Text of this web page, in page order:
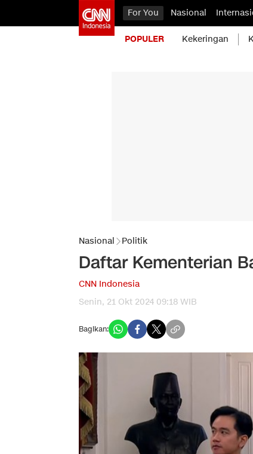
For You Nasional
POPULER Kekeringan
Nasional Politik
Daftar Kementerian
CNN Indonesia
Senin, 21 Okt 2024 09:18 WIB
Bagikan: